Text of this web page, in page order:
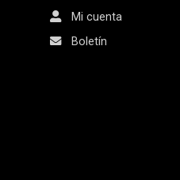
Mi cuenta
Boletín